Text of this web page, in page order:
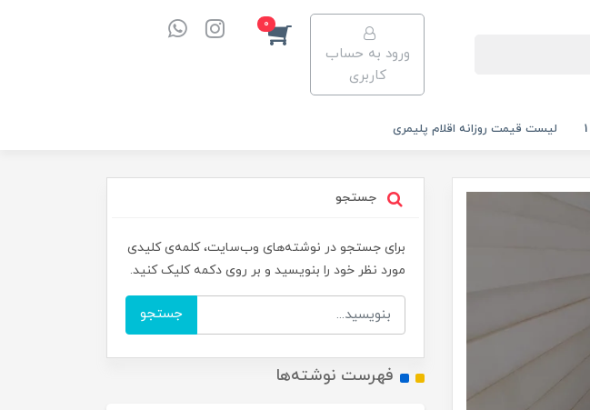
ورود به حساب
کاربری
0
لیست قیمت روزانه اقلام پلیمری
جستجو
برای جستجو در نوشته‌های وب‌سایت، کلمه‌ی کلیدی
مورد نظر خود را بنویسید و بر روی دکمه کلیک کنید.
جستجو
فهرست نوشته‌ها